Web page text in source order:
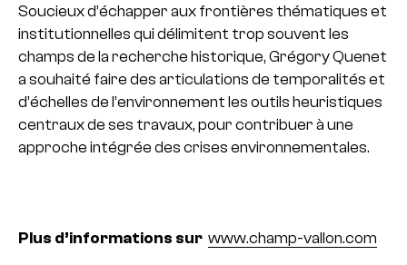
Soucieux d’échapper aux frontières thématiques et
institutionnelles qui délimitent trop souvent les
champs de la recherche historique, Grégory Quenet
a souhaité faire des articulations de temporalités et
d’échelles de l’environnement les outils heuristiques
centraux de ses travaux, pour contribuer à une
approche intégrée des crises environnementales.
Plus d’informations sur www.champ-vallon.com